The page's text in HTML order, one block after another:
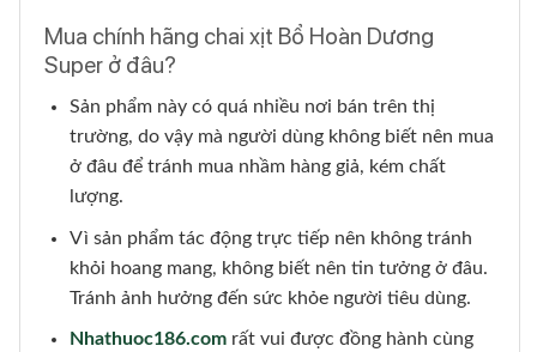
Mua chính hãng chai xịt Bổ Hoàn Dương
Super ở đâu?
Sản phẩm này có quá nhiều nơi bán trên thị
trường, do vậy mà người dùng không biết nên mua
ở đâu để tránh mua nhầm hàng giả, kém chất
lượng.
Vì sản phẩm tác động trực tiếp nên không tránh
khỏi hoang mang, không biết nên tin tưởng ở đâu.
Tránh ảnh hưởng đến sức khỏe người tiêu dùng.
Nhathuoc186.comrất vui được đồng hành cùng